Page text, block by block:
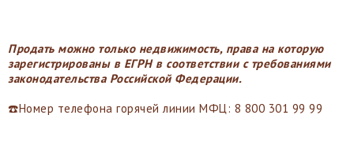
Продать можно только недвижимость, права на которую
зарегистрированы в ЕГРН в соответствии с требованиями
законодательства Российской Федерации.
☎️Номер телефона горячей линии МФЦ: 8 800 301 99 99